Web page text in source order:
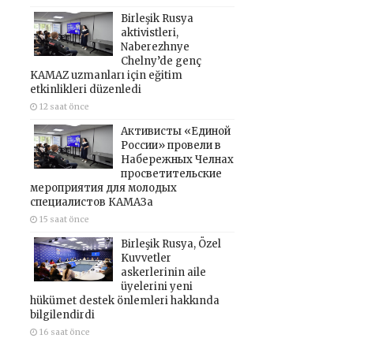
Birleşik Rusya
aktivistleri,
Naberezhnye
Chelny’de genç
KAMAZ uzmanları için eğitim
etkinlikleri düzenledi
12 saat önce
Активисты «Единой
России» провели в
Набережных Челнах
просветительские
мероприятия для молодых
специалистов КАМАЗа
15 saat önce
Birleşik Rusya, Özel
Kuvvetler
askerlerinin aile
üyelerini yeni
hükümet destek önlemleri hakkında
bilgilendirdi
16 saat önce